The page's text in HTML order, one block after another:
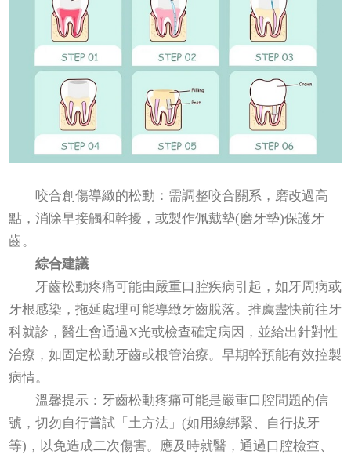
咬合創傷導緻的松動：需調整咬合關系，磨改過高
點，消除早接觸和幹擾，或製作佩戴墊(磨牙墊)保護牙
齒。
綜合建議
牙齒松動疼痛可能由嚴重口腔疾病引起，如牙周病或
牙根感染，拖延處理可能導緻牙齒脫落。推薦盡快前往牙
科就診，醫生會通過X光或檢查確定病因，並給出針對性
治療，如固定松動牙齒或根管治療。早期幹預能有效控製
病情。
溫馨提示：牙齒松動疼痛可能是嚴重口腔問題的信
號，切勿自行嘗試「土方法」(如用線綁緊、自行拔牙
等)，以免造成二次傷害。應及時就醫，通過口腔檢查、